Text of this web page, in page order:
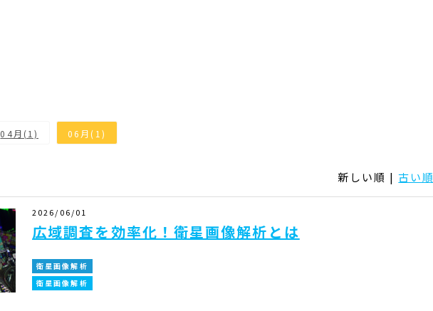
04月(1) 06月(1)
新しい順 |古い順
2026/06/01
広域調査を効率化！衛星画像解析とは
衛星画像解析
衛星画像解析